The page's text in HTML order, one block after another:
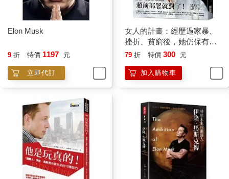
Elon Musk
9 折 特價 1197 元
立即代訂
女人的計畫：經歷過家暴、
挫折、貧窮後，她仍保有美
麗、冒險、家庭、成功、健
79 折 特價 300 元
加入購物車